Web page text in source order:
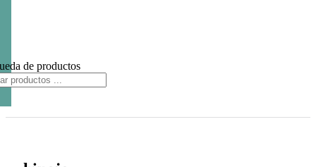
de productos